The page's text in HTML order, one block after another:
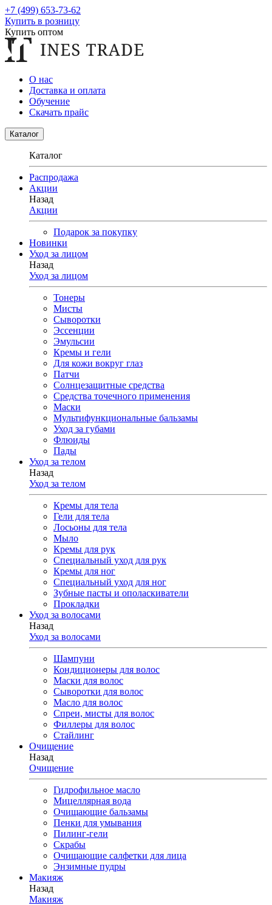
+7 (499) 653-73-62
Купить в розницу
Купить оптом
О нас
Доставка и оплата
Обучение
Скачать прайс
Каталог
Каталог
Распродажа
Акции
Назад
Акции
Подарок за покупку
Новинки
Уход за лицом
Назад
Уход за лицом
Тонеры
Мисты
Сыворотки
Эссенции
Эмульсии
Кремы и гели
Для кожи вокруг глаз
Патчи
Солнцезащитные средства
Средства точечного применения
Маски
Мультифункциональные бальзамы
Уход за губами
Флюиды
Пады
Уход за телом
Назад
Уход за телом
Кремы для тела
Гели для тела
Лосьоны для тела
Мыло
Кремы для рук
Специальный уход для рук
Кремы для ног
Специальный уход для ног
Зубные пасты и ополаскиватели
Прокладки
Уход за волосами
Назад
Уход за волосами
Шампуни
Кондиционеры для волос
Маски для волос
Сыворотки для волос
Масло для волос
Спреи, мисты для волос
Филлеры для волос
Стайлинг
Очищение
Назад
Очищение
Гидрофильное масло
Мицеллярная вода
Очищающие бальзамы
Пенки для умывания
Пилинг-гели
Скрабы
Очищающие салфетки для лица
Энзимные пудры
Макияж
Назад
Макияж